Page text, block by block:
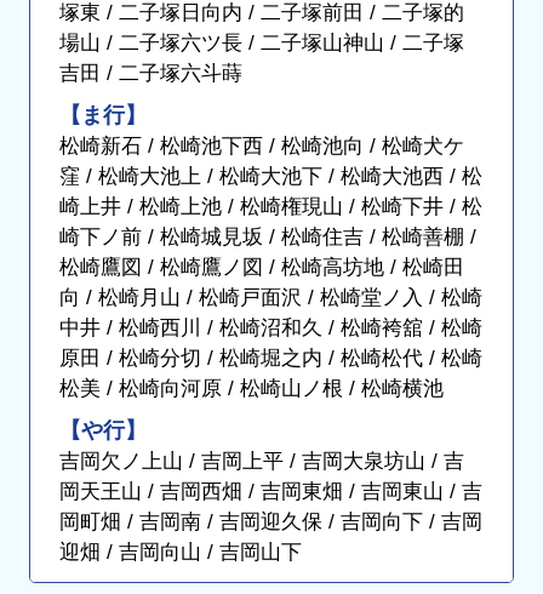
塚東 / 二子塚日向内 / 二子塚前田 / 二子塚的
場山 / 二子塚六ツ長 / 二子塚山神山 / 二子塚
吉田 / 二子塚六斗蒔
【ま行】
松崎新石 / 松崎池下西 / 松崎池向 / 松崎犬ケ
窪 / 松崎大池上 / 松崎大池下 / 松崎大池西 / 松
崎上井 / 松崎上池 / 松崎権現山 / 松崎下井 / 松
崎下ノ前 / 松崎城見坂 / 松崎住吉 / 松崎善棚 /
松崎鷹図 / 松崎鷹ノ図 / 松崎高坊地 / 松崎田
向 / 松崎月山 / 松崎戸面沢 / 松崎堂ノ入 / 松崎
中井 / 松崎西川 / 松崎沼和久 / 松崎袴舘 / 松崎
原田 / 松崎分切 / 松崎堀之内 / 松崎松代 / 松崎
松美 / 松崎向河原 / 松崎山ノ根 / 松崎横池
【や行】
吉岡欠ノ上山 / 吉岡上平 / 吉岡大泉坊山 / 吉
岡天王山 / 吉岡西畑 / 吉岡東畑 / 吉岡東山 / 吉
岡町畑 / 吉岡南 / 吉岡迎久保 / 吉岡向下 / 吉岡
迎畑 / 吉岡向山 / 吉岡山下